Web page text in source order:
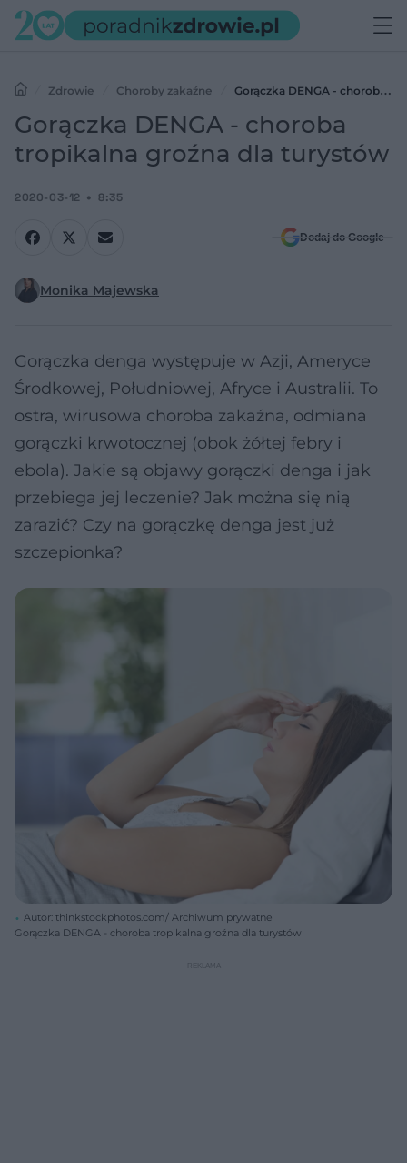
Zdrowie Choroby zakaźne
Gorączka DENGA - choroba
tropikalna groźna dla turystów
Gorączka DENGA - choroba
tropikalna groźna dla turystów
2020-03-12 8:35
Dodaj do Google
Monika Majewska
Gorączka denga występuje w Azji, Ameryce
Środkowej, Południowej, Afryce i Australii. To
ostra, wirusowa choroba zakaźna, odmiana
gorączki krwotocznej (obok żółtej febry i
ebola). Jakie są objawy gorączki denga i jak
przebiega jej leczenie? Jak można się nią
zarazić? Czy na gorączkę denga jest już
szczepionka?
Autor: thinkstockphotos.com/ Archiwum prywatne
Gorączka DENGA - choroba tropikalna groźna dla turystów